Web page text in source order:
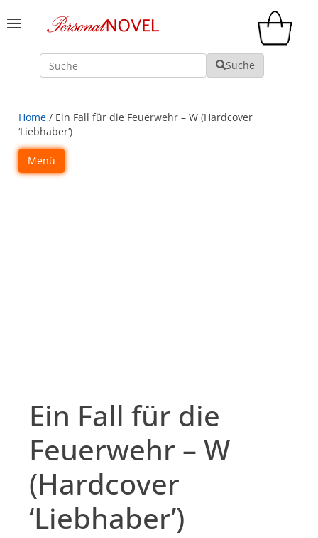
Suche Suche
Home / Ein Fall für die Feuerwehr – W (Hardcover
‘Liebhaber’)
Menü
Ein Fall für die
Feuerwehr – W
(Hardcover
‘Liebhaber’)